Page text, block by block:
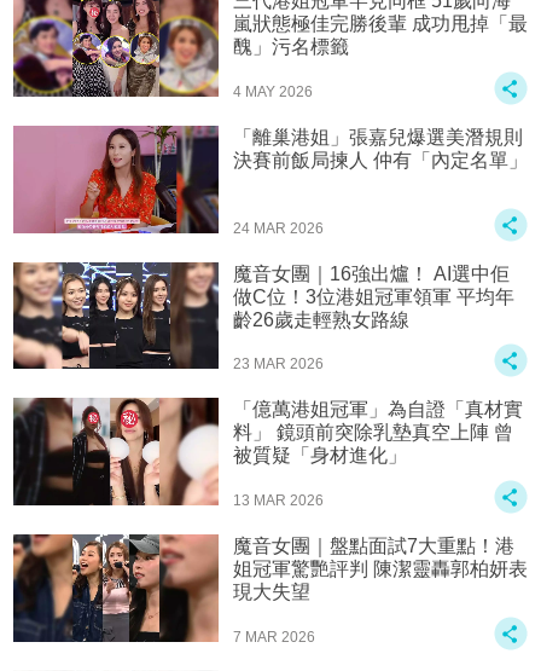
嵐狀態極佳完勝後輩 成功甩掉「最
醜」污名標籤
4 MAY 2026
「離巢港姐」張嘉兒爆選美潛規則
決賽前飯局揀人 仲有「內定名單」
24 MAR 2026
魔音女團｜16強出爐！ AI選中佢
做C位！3位港姐冠軍領軍 平均年
齡26歲走輕熟女路線
23 MAR 2026
「億萬港姐冠軍」為自證「真材實
料」 鏡頭前突除乳墊真空上陣 曾
被質疑「身材進化」
13 MAR 2026
魔音女團｜盤點面試7大重點！港
姐冠軍驚艷評判 陳潔靈轟郭柏妍表
現大失望
7 MAR 2026